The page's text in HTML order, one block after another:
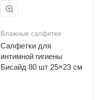
Влажные салфетки
Салфетки для
интимной гигиены
Бисайд 80 шт 25×23 см